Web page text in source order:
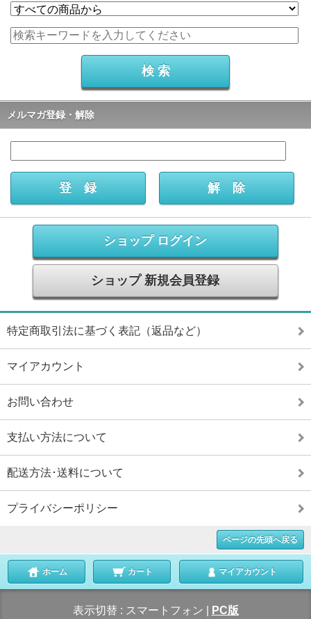
メルマガ登録・解除
ショップ ログイン
ショップ 新規会員登録
特定商取引法に基づく表記（返品など）
マイアカウント
お問い合わせ
支払い方法について
配送方法･送料について
プライバシーポリシー
ページの先頭へ戻る
ホーム カート マイアカウント
表示切替 : スマートフォン PC版